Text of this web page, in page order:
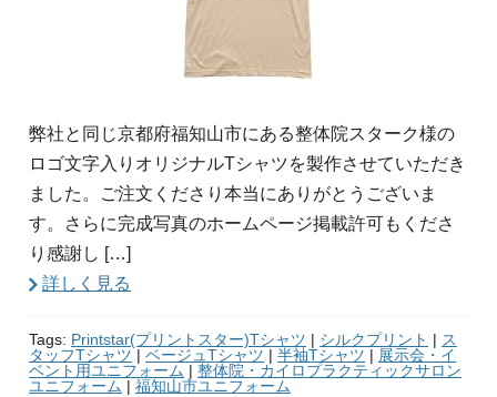
弊社と同じ京都府福知山市にある整体院スターク様の
ロゴ文字入りオリジナルTシャツを製作させていただき
ました。ご注文くださり本当にありがとうございま
す。さらに完成写真のホームページ掲載許可もくださ
り感謝し […]
詳しく見る
Tags: Printstar(プリントスター)Tシャツ | シルクプリント | ス
タッフTシャツ | ベージュTシャツ | 半袖Tシャツ | 展示会・イ
ベント用ユニフォーム | 整体院・カイロプラクティックサロン
ユニフォーム | 福知山市ユニフォーム